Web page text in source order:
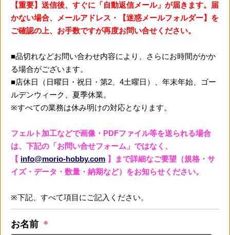
【重要】送信後、すぐに「自動返信メール」が届きます。届
かない場合、メールアドレス・【迷惑メールフォルダー】を
ご確認の上、お手数ですが再度お問い合せください。
■品切れなどお問い合わせ内容により、さらにお時間がかか
る場合がございます。
■店休日（日曜日・祝日・第2、4土曜日）、年末年始、ゴー
ルデンウィーク、夏季休業。
※すべての業務は休み明けの対応となります。
フェルト加工などで画像・PDFファイル等を送られる場合
は、下記の「お問い合せフォーム」ではなく、
【 info@morio-hobby.com 】まで詳細なご要望（規格・サ
イズ・データ・数量・納期など）をお知らせください。
※下記、すべて項目にご記入ください。
お名前 ＊